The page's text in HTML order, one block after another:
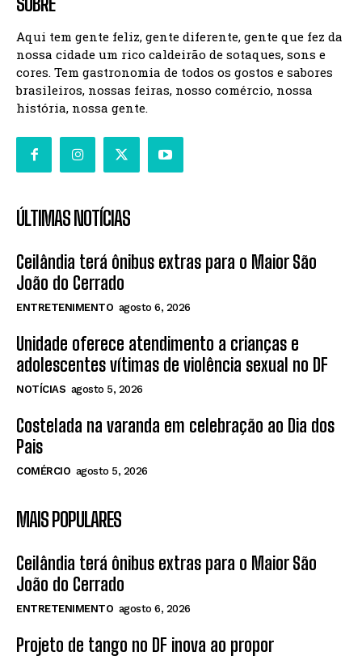
Aqui tem gente feliz, gente diferente, gente que fez da
nossa cidade um rico caldeirão de sotaques, sons e
cores. Tem gastronomia de todos os gostos e sabores
brasileiros, nossas feiras, nosso comércio, nossa
história, nossa gente.
ÚLTIMAS NOTÍCIAS
Ceilândia terá ônibus extras para o Maior São
João do Cerrado
ENTRETENIMENTO agosto 6, 2026
Unidade oferece atendimento a crianças e
adolescentes vítimas de violência sexual no DF
NOTÍCIAS agosto 5, 2026
Costelada na varanda em celebração ao Dia dos
Pais
COMÉRCIO agosto 5, 2026
MAIS POPULARES
Ceilândia terá ônibus extras para o Maior São
João do Cerrado
ENTRETENIMENTO agosto 6, 2026
Projeto de tango no DF inova ao propor